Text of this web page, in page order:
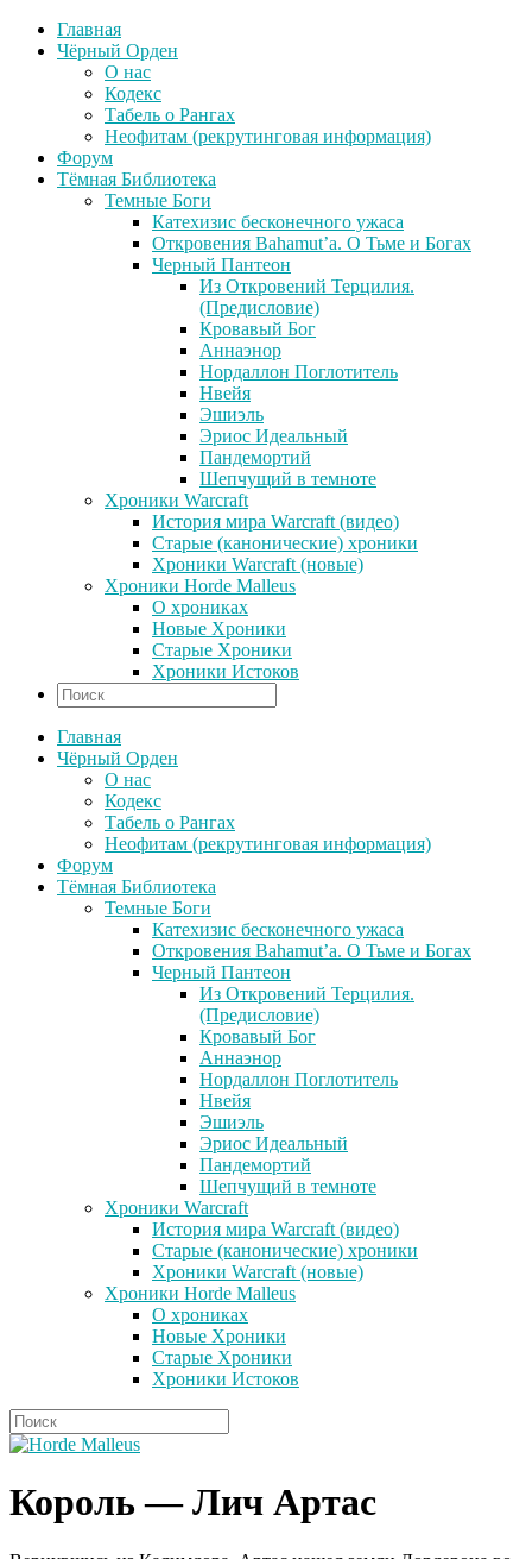
Главная
Чёрный Орден
О нас
Кодекс
Табель о Рангах
Неофитам (рекрутинговая информация)
Форум
Тёмная Библиотека
Темные Боги
Катехизис бесконечного ужаса
Откровения Bahamut’a. О Тьме и Богах
Черный Пантеон
Из Откровений Терцилия.
(Предисловие)
Кровавый Бог
Аннаэнор
Нордаллон Поглотитель
Нвейя
Эшиэль
Эриос Идеальный
Пандемортий
Шепчущий в темноте
Хроники Warcraft
История мира Warcraft (видео)
Старые (канонические) хроники
Хроники Warcraft (новые)
Хроники Horde Malleus
О хрониках
Новые Хроники
Старые Хроники
Хроники Истоков
Главная
Чёрный Орден
О нас
Кодекс
Табель о Рангах
Неофитам (рекрутинговая информация)
Форум
Тёмная Библиотека
Темные Боги
Катехизис бесконечного ужаса
Откровения Bahamut’a. О Тьме и Богах
Черный Пантеон
Из Откровений Терцилия.
(Предисловие)
Кровавый Бог
Аннаэнор
Нордаллон Поглотитель
Нвейя
Эшиэль
Эриос Идеальный
Пандемортий
Шепчущий в темноте
Хроники Warcraft
История мира Warcraft (видео)
Старые (канонические) хроники
Хроники Warcraft (новые)
Хроники Horde Malleus
О хрониках
Новые Хроники
Старые Хроники
Хроники Истоков
Король — Лич Артас